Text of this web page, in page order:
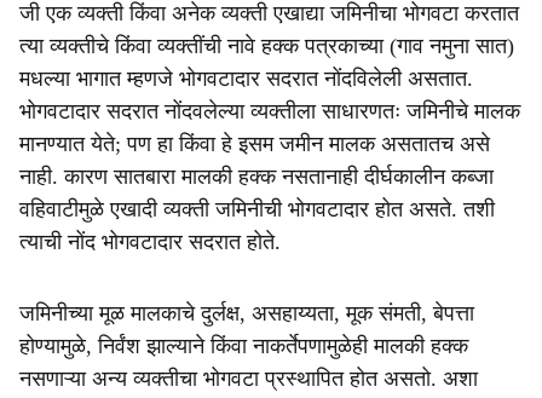
जी एक व्यक्ती किंवा अनेक व्यक्ती एखाद्या जमिनीचा भोगवटा करतात
त्या व्यक्तीचे किंवा व्यक्तींची नावे हक्क पत्रकाच्या (गाव नमुना सात)
मधल्या भागात म्हणजे भोगवटादार सदरात नोंदविलेली असतात.
भोगवटादार सदरात नोंदवलेल्या व्यक्तीला साधारणतः जमिनीचे मालक
मानण्यात येते; पण हा किंवा हे इसम जमीन मालक असतातच असे
नाही. कारण सातबारा मालकी हक्क नसतानाही दीर्घकालीन कब्जा
वहिवाटीमुळे एखादी व्यक्ती जमिनीची भोगवटादार होत असते. तशी
त्याची नोंद भोगवटादार सदरात होते.
जमिनीच्या मूळ मालकाचे दुर्लक्ष, असहाय्यता, मूक संमती, बेपत्ता
होण्यामुळे, निर्वंश झाल्याने किंवा नाकर्तेपणामुळेही मालकी हक्क
नसणाऱ्या अन्य व्यक्तीचा भोगवटा प्रस्थापित होत असतो. अशा